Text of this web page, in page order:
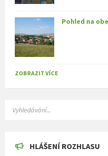
Pohled na
ZOBRAZIT VÍCE
HLÁŠENÍ ROZHLASU